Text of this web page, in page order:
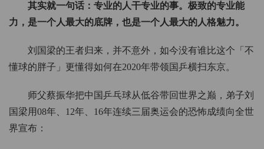
其实就一句话：专业的人干专业的事。极致的专业能
力，是一个人最大的底牌，也是一个人最大的人格魅力。
刘国梁的王者归来，并不意外，如今没有谁比这个「不
懂球的胖子」更懂得如何在2020年带领国乒横扫东京。
师父蔡振华把中国乒乓球从低谷带回世界之巅，弟子刘
国梁用08年、12年、16年连续三届奥运会的恐怖成绩向全世
界宣布：